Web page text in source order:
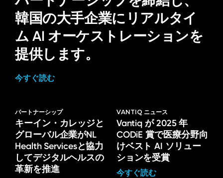
韓国の大手企業にリアルタイ
ム AI オーケストレーションを
提供します。
今すぐ読む
パートナーシップ
キーイン・カレッジと
グローバル企業がNL
Health Servicesと協力
してデジタルヘルスの
革新を推進
VANTIQ ニュース
Vantiq が 2025 年
CODiE 賞で医療分野向
けベスト AI ソリュー
ションを受賞
今すぐ読む